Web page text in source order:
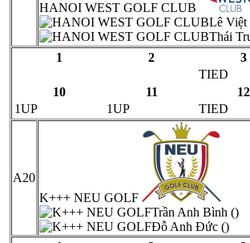
HANOI WEST GOLF CLUB
Lê Việt
Thái
1
2 3
TIED
10
11 12
1UP
1UP TIED
A20
K+++ NEU GOLF
Trần Anh Bình ()
Đỗ Anh Đức ()